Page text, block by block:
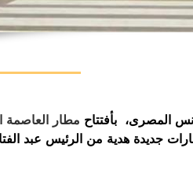
المصرى، بأفتتاح مطار العاصمة
عام 2020 ، والذى جاء ضمن 5 مطارات جديدة هدية من الرئيس